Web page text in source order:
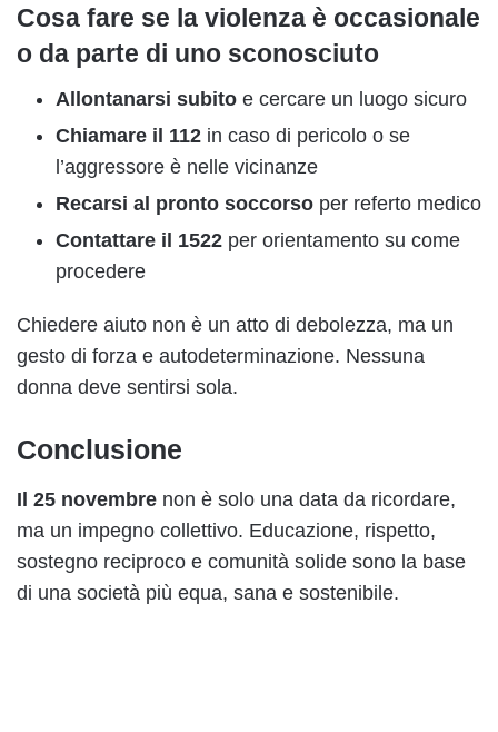
Cosa fare se la violenza è occasionale
o da parte di uno sconosciuto
Allontanarsi subito e cercare un luogo sicuro
Chiamare il 112 in caso di pericolo o se
l’aggressore è nelle vicinanze
Recarsi al pronto soccorso per referto medico
Contattare il 1522 per orientamento su come
procedere
Chiedere aiuto non è un atto di debolezza, ma un
gesto di forza e autodeterminazione. Nessuna
donna deve sentirsi sola.
Conclusione
Il 25 novembre non è solo una data da ricordare,
ma un impegno collettivo. Educazione, rispetto,
sostegno reciproco e comunità solide sono la base
di una società più equa, sana e sostenibile.